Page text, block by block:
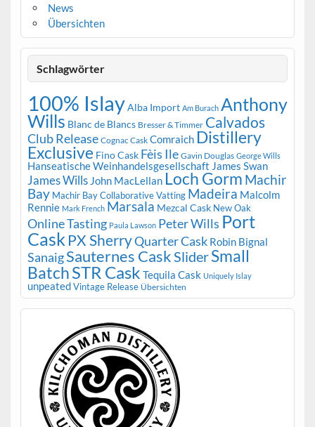
News
Übersichten
Schlagwörter
100% IslayAlba Import Am Burach Anthony
Wills Blanc de Blancs Bresser & Timmer Calvados
Club Release Cognac Cask Comraich Distillery
Exclusive Fino Cask Fèis Ile Gavin Douglas George Wills
Hanseatische Weinhandelsgesellschaft James Swan
James Wills John MacLellan Loch Gorm Machir
Bay Machir Bay Collaborative Vatting Madeira Malcolm
Rennie Mark French Marsala Mezcal Cask New Oak
Online Tasting Paula Lawson Peter Wills Port
Cask PX SherryQuarter Cask Robin Bignal
SanaigSauternes CaskSliderSmall
BatchSTR Cask Tequila Cask Uniquely Islay
unpeatedVintage Release Übersichten